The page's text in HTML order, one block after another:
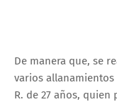
De manera que, se
varios
R. de 27 años, quien